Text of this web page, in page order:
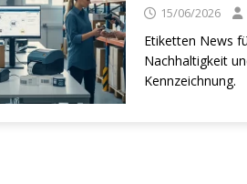
15/06/2026
Etiketten News
Nachhaltigkeit
Kennzeichnung.